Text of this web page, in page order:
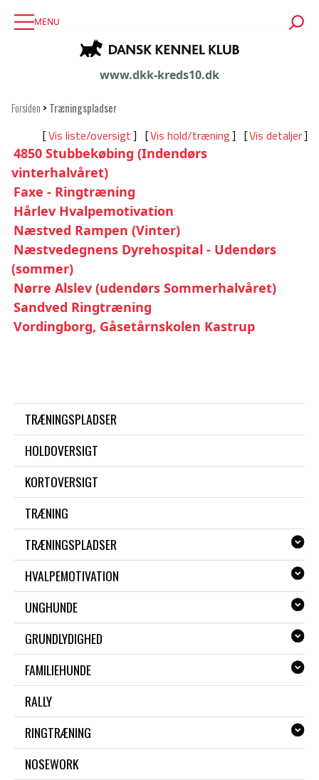
MENU
www.dkk-kreds10.dk
Forsiden > Træningspladser
[Vis liste/oversigt] [Vis hold/træning] [Vis detaljer]
4850 Stubbekøbing (Indendørs
vinterhalvåret)
Faxe - Ringtræning
Hårlev Hvalpemotivation
Næstved Rampen (Vinter)
Næstvedegnens Dyrehospital - Udendørs
(sommer)
Nørre Alslev (udendørs Sommerhalvåret)
Sandved Ringtræning
Vordingborg, Gåsetårnskolen Kastrup
TRÆNINGSPLADSER
HOLDOVERSIGT
KORTOVERSIGT
TRÆNING
TRÆNINGSPLADSER
HVALPEMOTIVATION
UNGHUNDE
GRUNDLYDIGHED
FAMILIEHUNDE
RALLY
RINGTRÆNING
NOSEWORK